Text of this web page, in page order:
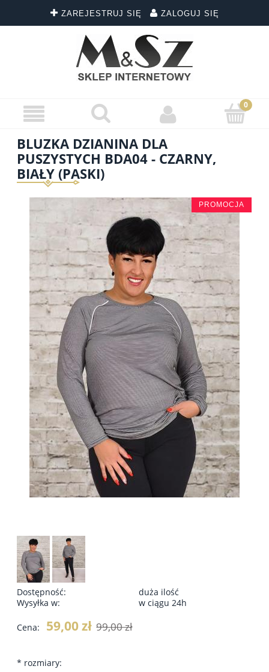
ZAREJESTRUJ SIĘ ZALOGUJ SIĘ
BLUZKA DZIANINA DLA
PUSZYSTYCH BDA04 - CZARNY,
BIAŁY (PASKI)
PROMOCJA
Dostępność:
duża ilość
Wysyłka w:
w ciągu 24h
Cena: 59,00 zł 99,00 zł
* rozmiary: